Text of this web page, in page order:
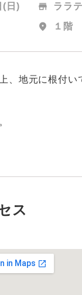
(日) store ララ
location_on １階
、地元に根付
ス